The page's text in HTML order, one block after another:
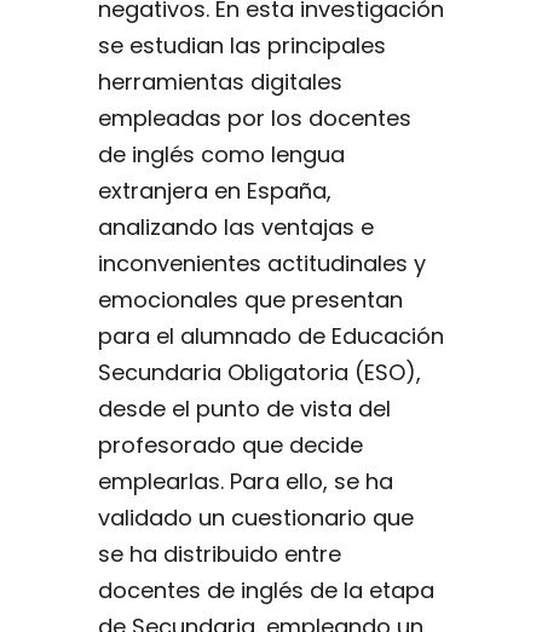
negativos. En esta investigación
se estudian las principales
herramientas digitales
empleadas por los docentes
de inglés como lengua
extranjera en España,
analizando las ventajas e
inconvenientes actitudinales y
emocionales que presentan
para el alumnado de Educación
Secundaria Obligatoria (ESO),
desde el punto de vista del
profesorado que decide
emplearlas. Para ello, se ha
validado un cuestionario que
se ha distribuido entre
docentes de inglés de la etapa